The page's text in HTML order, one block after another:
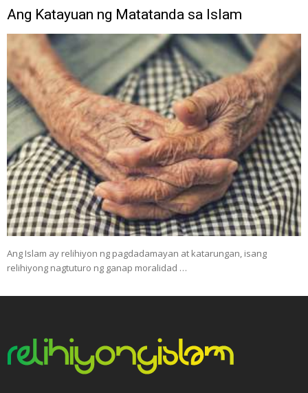
Ang Katayuan ng Matatanda sa Islam
Ang Islam ay relihiyon ng pagdadamayan at katarungan, isang
relihiyong nagtuturo ng ganap moralidad …